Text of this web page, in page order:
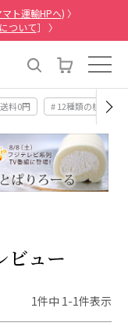
ト運輸HPへ) 〉
ついて］ 〉
料0円 # 12種類の桃
ビュー
1件中 1 -1件表示